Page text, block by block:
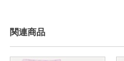
関連商品